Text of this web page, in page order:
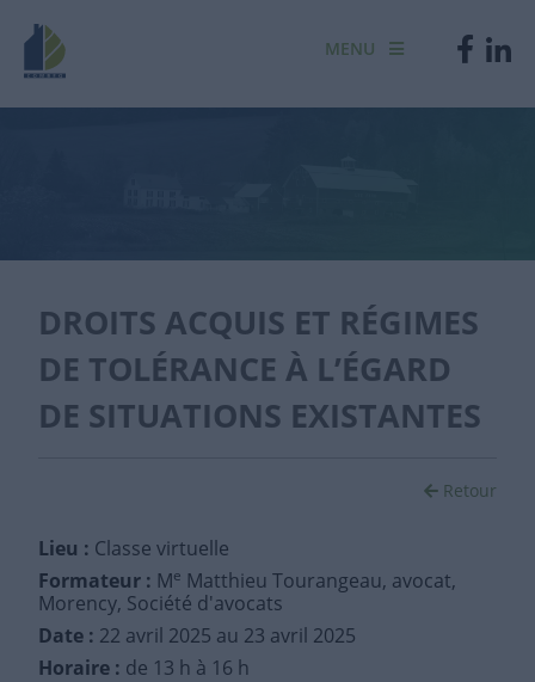
MENU
DROITS ACQUIS ET RÉGIMES
DE TOLÉRANCE À L’ÉGARD
DE SITUATIONS EXISTANTES
Retour
Lieu : Classe virtuelle
Formateur : Me Matthieu Tourangeau, avocat,
Morency, Société d'avocats
Date : 22 avril 2025 au 23 avril 2025
Horaire : de 13 h à 16 h